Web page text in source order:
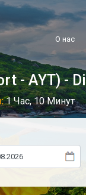
О нас
- AYT) -
1 Час, 10 Минут